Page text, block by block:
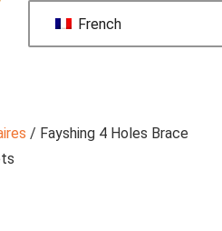
French
/ Fayshing 4 Holes Brace